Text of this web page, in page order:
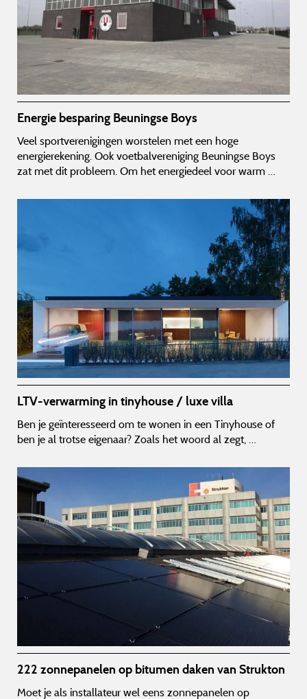
Energie besparing Beuningse Boys
Veel sportverenigingen worstelen met een hoge
energierekening. Ook voetbalvereniging Beuningse Boys
zat met dit probleem. Om het energiedeel voor warm …
LTV-verwarming in tinyhouse / luxe villa
Ben je geïnteresseerd om te wonen in een Tinyhouse of
ben je al trotse eigenaar? Zoals het woord al zegt, …
222 zonnepanelen op bitumen daken van Strukton
Moet je als installateur wel eens zonnepanelen op